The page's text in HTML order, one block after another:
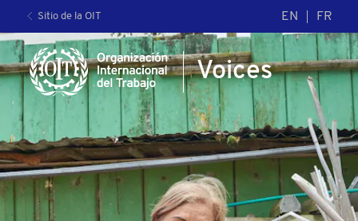
Sitio de la OIT EN FR
Voices